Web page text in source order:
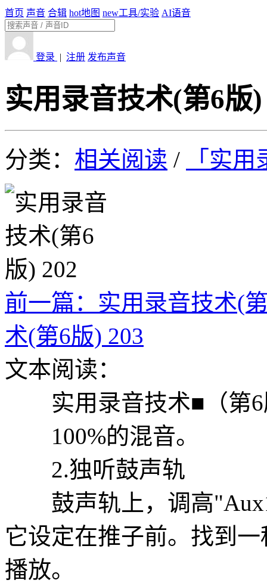
首页 声音 合辑 hot地图 new工具/实验 AI语音
登录 | 注册 发布声音
实用录音技术(第6版)
分类： 相关阅读 / 「实
前一篇：实用录音技术(
术(第6版) 203
文本阅读：
实用录音技术■（第6
100%的混音。
2.独听鼓声轨
鼓声轨上，调高
它设定在推子前。找到
播放。